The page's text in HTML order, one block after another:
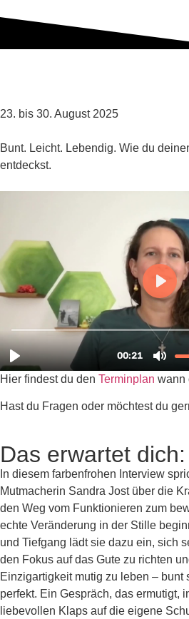
23. bis 30. August 2025​
Bunt. Leicht. Lebendig. Wie du
entdeckst.
Hier findest du den Terminplan wann
Hast du Fragen oder möchtest du
Das erwartet dich:
In diesem farbenfrohen Interview
Mutmacherin Sandra Jost über die
den Weg vom Funktionieren zum
echte Veränderung in der Stille
und Tiefgang lädt sie dazu ein, sich
den Fokus auf das Gute zu richten
Einzigartigkeit mutig zu leben – bunt
perfekt. Ein Gespräch, das ermutigt,
liebevollen Klaps auf die eigene